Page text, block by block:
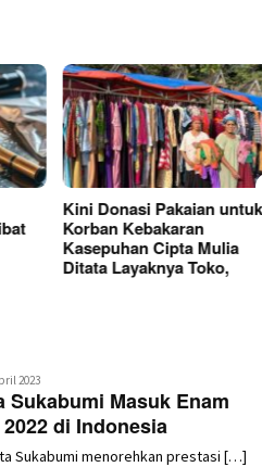
Donasi Pakaian Korban
Kebakaran Ciptamulya
Berserakan, Founder Desa
Wisata Hanjeli Soroti Tata
2023
Sukabumi Masuk Enam
di Indonesia
Sukabumi menorehkan prestasi […]